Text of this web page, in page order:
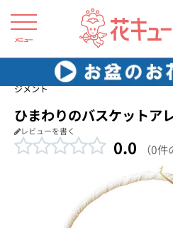
メニュー
花キューピット 退職祝い
【退職祝
ジメント
ひまわりのバスケットア
レビューを書く
0.0 （0